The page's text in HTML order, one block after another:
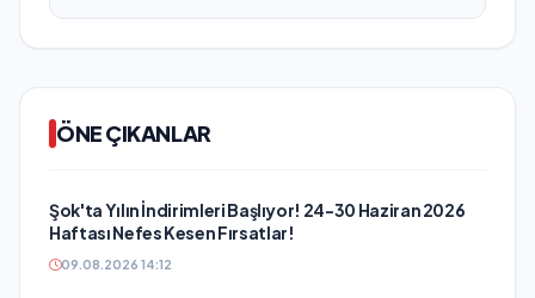
ÖNE ÇIKANLAR
Şok'ta Yılın İndirimleri Başlıyor! 24-30 Haziran 2026
Haftası Nefes Kesen Fırsatlar!
09.08.2026 14:12